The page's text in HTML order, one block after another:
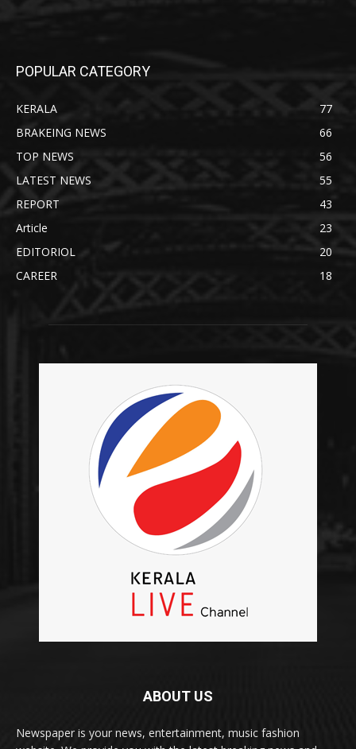
POPULAR CATEGORY
KERALA
77
BRAKEING NEWS
66
TOP NEWS
56
LATEST NEWS
55
REPORT
43
Article
23
EDITORIOL
20
CAREER
18
ABOUT US
Newspaper is your news, entertainment, music fashion